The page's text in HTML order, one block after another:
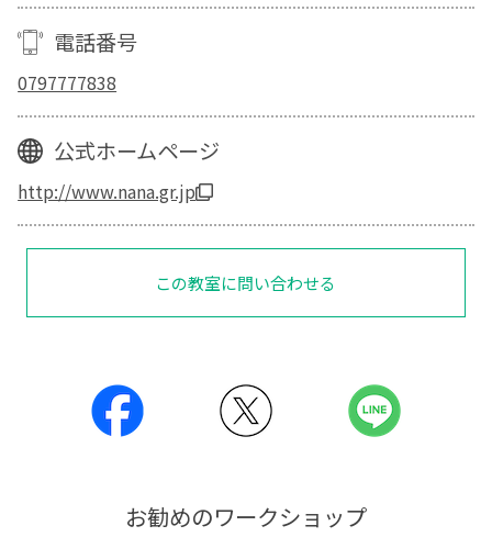
電話番号
0797777838
公式ホームページ
http://www.nana.gr.jp
この教室に問い合わせる
お勧めのワークショップ